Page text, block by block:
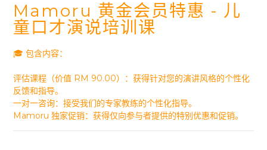
Mamoru 黄金会员特惠 - 儿
童口才演说培训课
🎓 包含内容：
评估课程（价值 RM 90.00）：获得针对您的演讲风格的个性化
反馈和指导。
一对一咨询：接受我们的专家教练的个性化指导。
Mamoru 独家促销：获得仅向参与者提供的特别优惠和促销。